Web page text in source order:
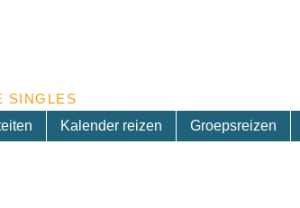
SINGLES
Kalender reizen Groepsreizen